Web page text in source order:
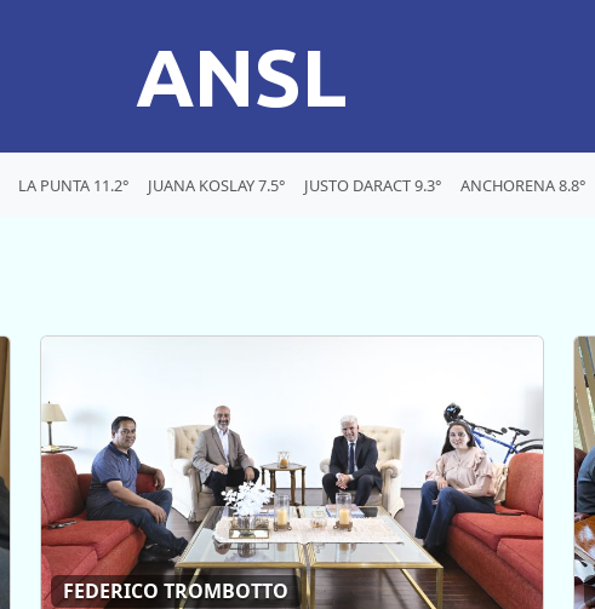
ANSL
LA PUNTA 11.2° JUANA KOSLAY 7.5° JUSTO DARACT 9.3° ANCHORENA 8.8°
FEDERICO TROMBOTTO